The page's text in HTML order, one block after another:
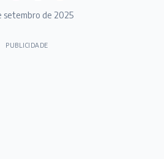
setembro de 2025
PUBLICIDADE